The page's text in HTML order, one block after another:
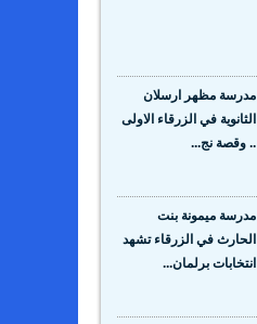
مدرسة مظهر ارسلان
الثانوية في الزرقاء الاولى
.. وقصة نج...
مدرسة ميمونة بنت
الحارث في الزرقاء تشهد
انتخابات برلمان...